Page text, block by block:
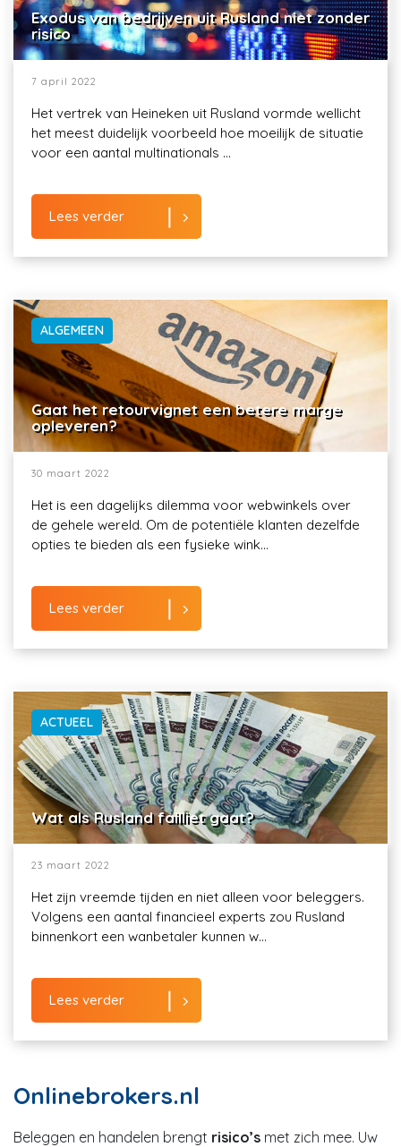
Exodus van bedrijven uit Rusland niet zonder
risico
7 april 2022
Het vertrek van Heineken uit Rusland vormde wellicht
het meest duidelijk voorbeeld hoe moeilijk de situatie
voor een aantal multinationals ...
Lees verder
ALGEMEEN
Gaat het retourvignet een betere marge
opleveren?
30 maart 2022
Het is een dagelijks dilemma voor webwinkels over
de gehele wereld. Om de potentiële klanten dezelfde
opties te bieden als een fysieke wink...
Lees verder
ACTUEEL
Wat als Rusland failliet gaat?
23 maart 2022
Het zijn vreemde tijden en niet alleen voor beleggers.
Volgens een aantal financieel experts zou Rusland
binnenkort een wanbetaler kunnen w...
Lees verder
Onlinebrokers.nl
Beleggen en handelen brengt risico’s met zich mee. Uw